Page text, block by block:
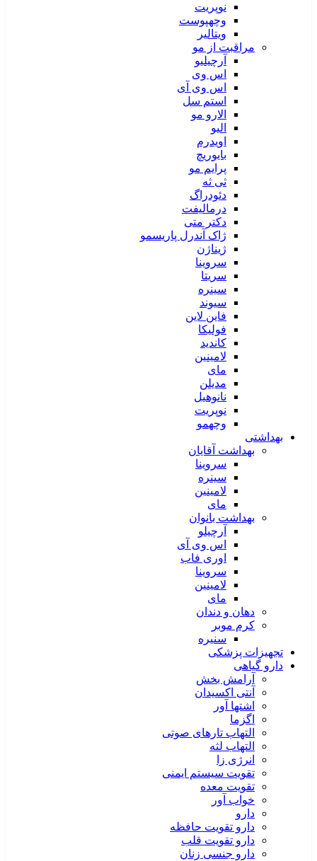
نوپریت
وچهپوست
ویتالیر
مراقبت از مو
آرچیلیو
اس وی
اس وی آی
استم سل
الارو مو
الیو
اویدرم
بایوریچ
پرایم مو
ثی ثه
دئودراگ
درمالیفت
دکتر متی
ژاک آندرل پاریسمو
ژیناژن
سروینا
سریتا
سینره
سیوند
فاین لاین
فولیکا
کاندید
لامینین
مای
مدیلن
نانوهیل
نوپریت
وچهمو
بهداشتی
بهداشت آقایان
سروینا
سینره
لامینین
مای
بهداشت بانوان
آرچیلو
اس وی آی
اوری فاب
سروینا
لامینین
مای
دهان و دندان
کرم موبر
سنیره
تجهیزات پزشکی
دارو گیاهی
آرامش بخش
آنتی اکسیدان
اشتها آور
اگزما
التهاب تارهای صوتی
التهاب لثه
انرژی زا
تقویت سیستم ایمنی
تقویت معده
خواب آور
دارو
دارو تقویت حافظه
دارو تقویت قلب
دارو جنسی زنان